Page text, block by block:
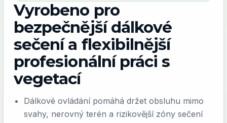
Vyrobeno pro
bezpečnější dálkové
sečení a flexibilnější
profesionální práci s
vegetací
Dálkové ovládání pomáhá držet obsluhu mimo
svahy, nerovný terén a rizikovější zóny sečení